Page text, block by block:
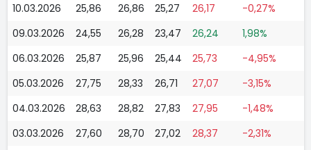
10.03.2026
25,86 26,86 25,27 26,17
-0,27%
09.03.2026
24,55 26,28 23,47 26,24
1,98%
06.03.2026
25,87 25,96 25,44 25,73
-4,95%
05.03.2026
27,75 28,33 26,71 27,07
-3,15%
04.03.2026
28,63 28,82 27,83 27,95
-1,48%
03.03.2026
27,60 28,70 27,02 28,37
-2,31%